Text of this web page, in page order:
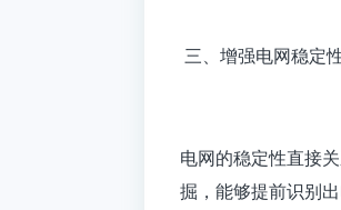
三、增强电网稳定
电网的稳定性直接
掘，能够提前识别